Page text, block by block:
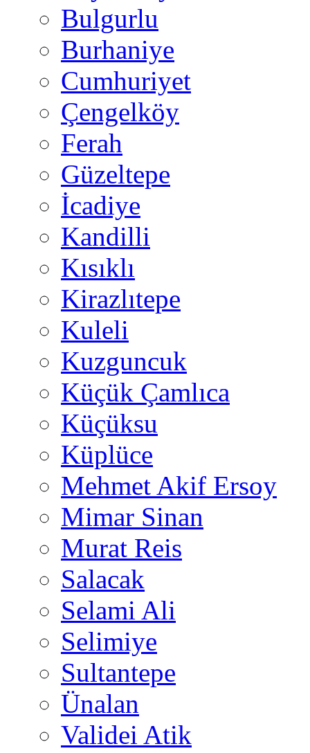
Bulgurlu
Burhaniye
Cumhuriyet
Çengelköy
Ferah
Güzeltepe
İcadiye
Kandilli
Kısıklı
Kirazlıtepe
Kuleli
Kuzguncuk
Küçük Çamlıca
Küçüksu
Küplüce
Mehmet Akif Ersoy
Mimar Sinan
Murat Reis
Salacak
Selami Ali
Selimiye
Sultantepe
Ünalan
Validei Atik